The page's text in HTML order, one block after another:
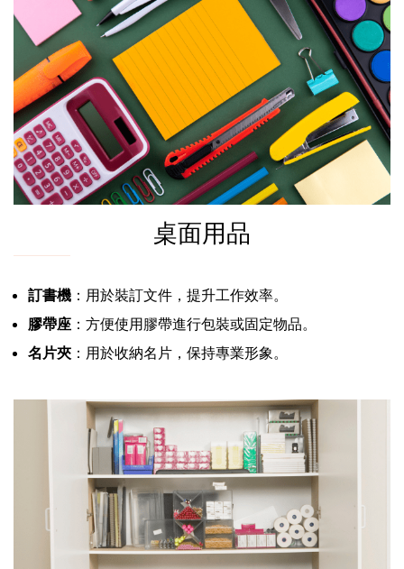
桌面用品
訂書機 ：用於裝訂文件，提升工作效率。
膠帶座 ：方便使用膠帶進行包裝或固定物品。
名片夾 ：用於收納名片，保持專業形象。